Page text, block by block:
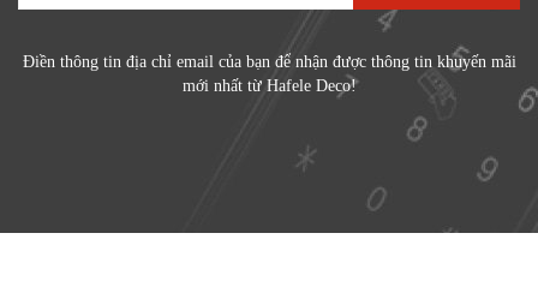
Điền thông tin địa chỉ email của bạn để nhận được thông tin khuyến mãi
mới nhất từ Hafele Deco!